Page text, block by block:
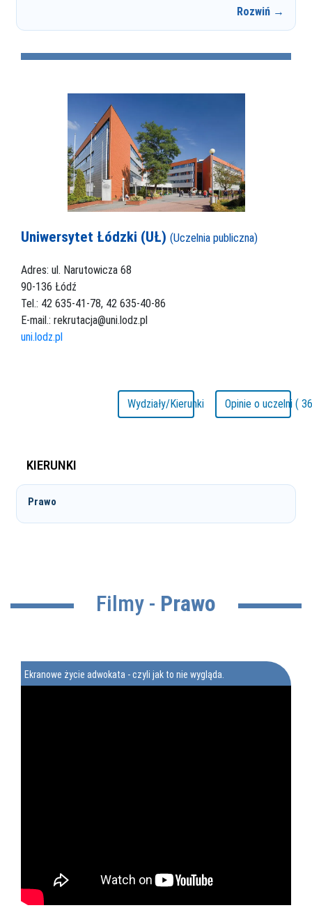
Rozwiń →
Uniwersytet Łódzki (UŁ) (Uczelnia publiczna)
Adres: ul. Narutowicza 68
90-136 Łódź
Tel.: 42 635-41-78, 42 635-40-86
E-mail.: rekrutacja@uni.lodz.pl
uni.lodz.pl
Wydziały/Kierunki Opinie o uczelni (
KIERUNKI
Prawo
Filmy - Prawo
Ekranowe życie adwokata - czyli jak to nie wygląda.